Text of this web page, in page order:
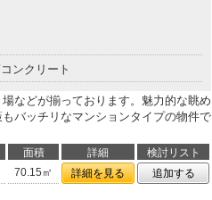
ンクリート
などが揃っております。魅力的な眺め
バッチリなマンションタイプの物件で
面積 詳細
検討リスト
70.15㎡ 詳細を見る 追加する